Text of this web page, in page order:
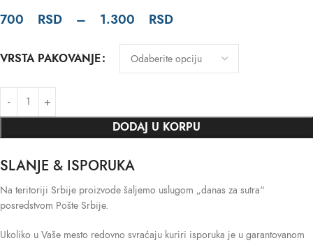
700 RSD – 1.300 RSD
VRSTA PAKOVANJE
DODAJ U KORPU
SLANJE & ISPORUKA
Na teritoriji Srbije proizvode šaljemo uslugom „danas za sutra“
posredstvom Pošte Srbije.
Ukoliko u Vaše mesto redovno svraćaju kuriri isporuka je u garantovanom